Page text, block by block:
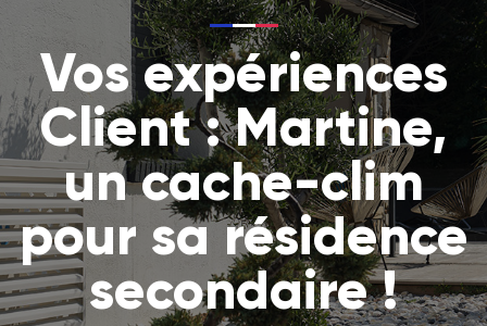
Vos expériences
Client : Martine,
un cache-clim
pour sa résidence
secondaire !